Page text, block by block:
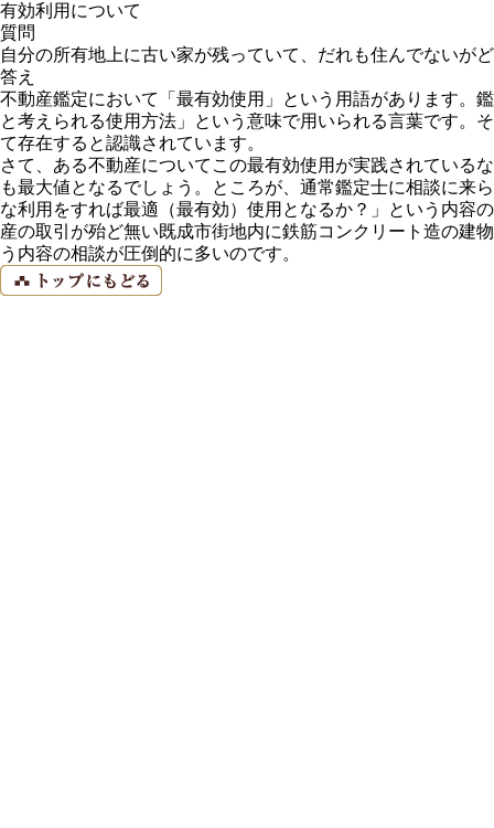
有効利用について
質問
自分の所有地上に古い家が残っていて、だれも住んでないが
答え
不動産鑑定において「最有効使用」という用語があります。
と考えられる使用方法」という意味で用いられる言葉です。
て存在すると認識されています。
さて、ある不動産についてこの最有効使用が実践されている
も最大値となるでしょう。ところが、通常鑑定士に相談に来
な利用をすれば最適（最有効）使用となるか？」という内容
産の取引が殆ど無い既成市街地内に鉄筋コンクリート造の建
う内容の相談が圧倒的に多いのです。